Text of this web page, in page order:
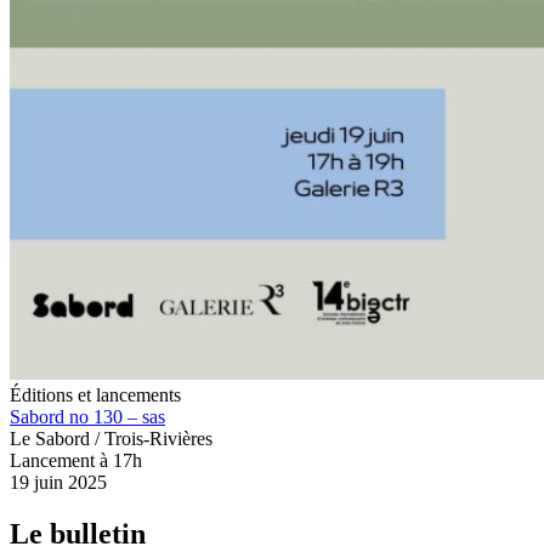
Éditions et lancements
Sabord no 130 – sas
Le Sabord / Trois-Rivières
Lancement à 17h
19 juin 2025
Le bulletin